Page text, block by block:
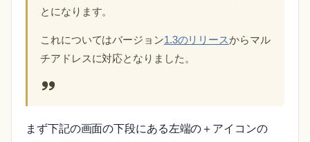
とになります。
これについてはバージョン1.3のリリースからマル
チアドレスに対応となりました。
まず下記の画面の下段にある左端の＋アイコンの